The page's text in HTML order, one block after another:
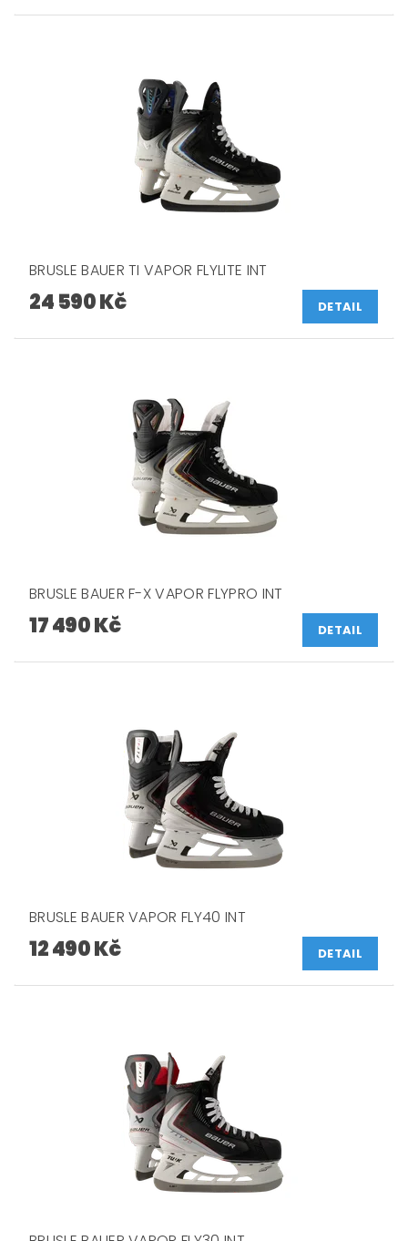
BRUSLE BAUER TI VAPOR FLYLITE INT
24 590 Kč DETAIL
BRUSLE BAUER F-X VAPOR FLYPRO INT
17 490 Kč DETAIL
BRUSLE BAUER VAPOR FLY40 INT
12 490 Kč DETAIL